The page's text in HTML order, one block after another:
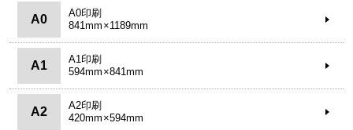
A0
A0印刷
841mm×1189mm
A1
A1印刷
594mm×841mm
A2
A2印刷
420mm×594mm